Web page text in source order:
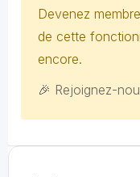
Devenez
de cette
encore.
🎉 Rejoignez-